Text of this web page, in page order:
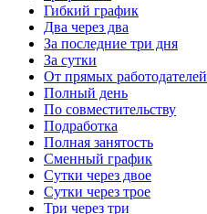
Гибкий график
Два через два
За последние три дня
За сутки
От прямых работодателей
Полный день
По совместительству
Подработка
Полная занятость
Сменный график
Сутки через двое
Сутки через трое
Три через три